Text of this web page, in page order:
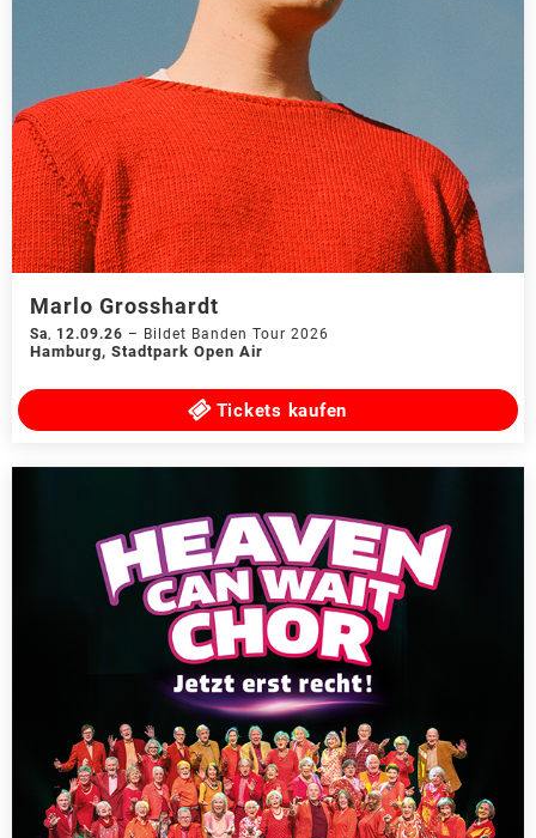
Marlo Grosshardt
Sa, 12.09.26 – Bildet Banden Tour 2026
Hamburg, Stadtpark Open Air
Tickets kaufen